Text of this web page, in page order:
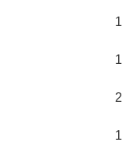
1
1
2
1